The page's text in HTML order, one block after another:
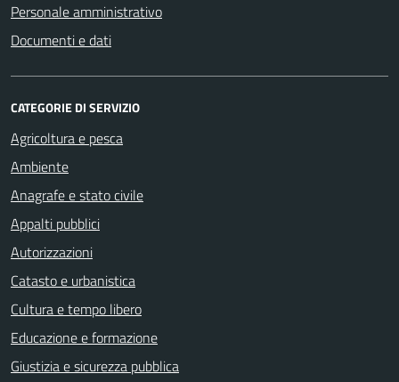
Personale amministrativo
Documenti e dati
CATEGORIE DI SERVIZIO
Agricoltura e pesca
Ambiente
Anagrafe e stato civile
Appalti pubblici
Autorizzazioni
Catasto e urbanistica
Cultura e tempo libero
Educazione e formazione
Giustizia e sicurezza pubblica